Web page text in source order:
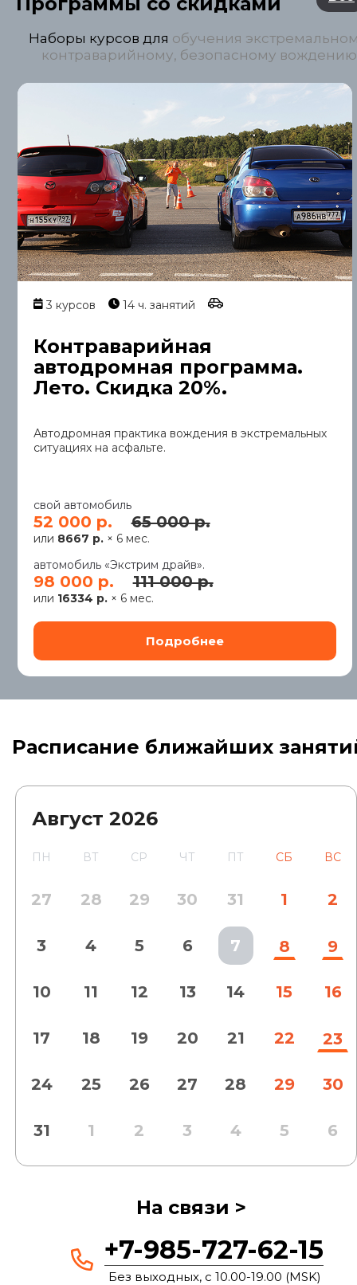
Наборы курсов для обучения
контраварийному, безопасному вождению
3 курсов 14 ч. занятий
Контраварийная
автодромная программа.
Лето. Скидка 20%.
Автодромная практика вождения в экстремальных
ситуациях на асфальте.
свой автомобиль
52 000 р. 65 000 р.
или 8667 р.× 6 мес.
автомобиль «Экстрим драйв».
98 000 р. 111 000 р.
или 16334 р.× 6 мес.
Расписание ближайших
Август 2026
ПН ВТ СР ЧТ ПТ СБ ВС
27 28 29 30 31 1 2
3 4 5 6 7 8 9
10 11 12 13 14 15 16
17 18 19 20 21 22 23
24 25 26 27 28 29 30
31 1 2 3 4 5 6
На связи >
+7-985-727-62-15
Без выходных, с 10.00-19.00 (MSK)